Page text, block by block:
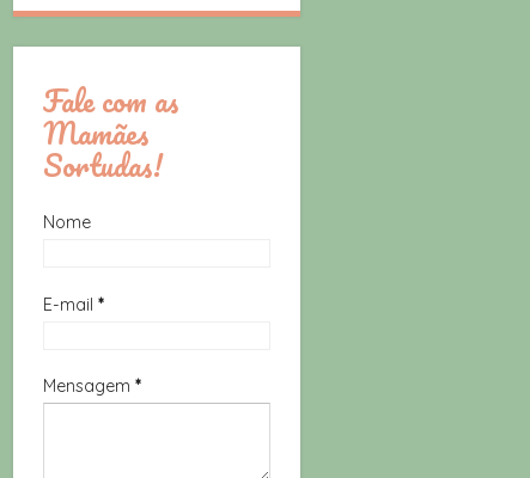
Fale com as
Mamães
Sortudas!
Nome
E-mail *
Mensagem *